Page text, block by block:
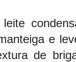
e
de